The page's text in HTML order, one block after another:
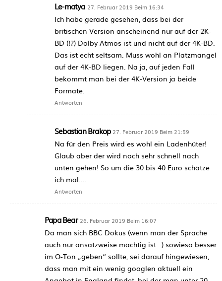
Le-matya 27. Februar 2019 Beim 16:34
Ich habe gerade gesehen, dass bei der
britischen Version anscheinend nur auf der 2K-
BD (!?) Dolby Atmos ist und nicht auf der 4K-BD.
Das ist echt seltsam. Muss wohl an Platzmangel
auf der 4K-BD liegen. Na ja, auf jeden Fall
bekommt man bei der 4K-Version ja beide
Formate.
Antworten
Sebastian Brakop 27. Februar 2019 Beim 21:59
Na für den Preis wird es wohl ein Ladenhüter!
Glaub aber der wird noch sehr schnell nach
unten gehen! So um die 30 bis 40 Euro schätze
ich mal….
Antworten
Papa Bear 26. Februar 2019 Beim 16:07
Da man sich BBC Dokus (wenn man der Sprache
auch nur ansatzweise mächtig ist…) sowieso besser
im O-Ton „geben“ sollte, sei darauf hingewiesen,
dass man mit ein wenig googlen aktuell ein